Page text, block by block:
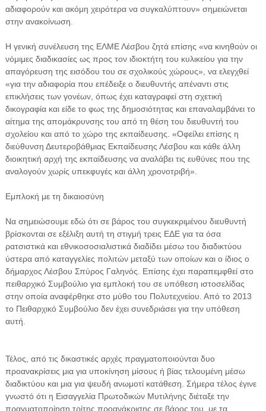
αδιαφορούν και ακόμη χειρότερα να συγκαλύπτουν» σημειώνεται
στην ανακοίνωση.
Η γενική συνέλευση της ΕΛΜΕ Λέσβου ζητά επίσης «να κινηθούν οι
νόμιμες διαδικασίες ως προς τον ιδιοκτήτη του κυλικείου για την
απαγόρευση της εισόδου του σε σχολικούς χώρους», να ελεγχθεί
«για την αδιαφορία που επέδειξε ο διευθυντής απέναντι στις
επικλήσεις των γονέων, όπως έχει καταγραφεί στη σχετική
δικογραφία και είδε το φως της δημοσιότητας και επαναλαμβάνει το
αίτημα της απομάκρυνσης του από τη θέση του διευθυντή του
σχολείου και από το χώρο της εκπαίδευσης. «Οφείλει επίσης η
διεύθυνση Δευτεροβάθμιας Εκπαίδευσης Λέσβου και κάθε άλλη
διοικητική αρχή της εκπαίδευσης να αναλάβει τις ευθύνες που της
αναλογούν χωρίς υπεκφυγές και άλλη χρονοτριβή».
Εμπλοκή με τη δικαιοσύνη
Να σημειώσουμε εδώ ότι σε βάρος του συγκεκριμένου διευθυντή
βρίσκονται σε εξέλιξη αυτή τη στιγμή τρεις ΕΔΕ για τα όσα
ρατσιστικά και εθνικοσοσιαλιστικά διαδίδει μέσω του διαδικτύου
ύστερα από καταγγελίες πολιτών μεταξύ των οποίων και ο ίδιος ο
δήμαρχος Λέσβου Σπύρος Γαληνός. Επίσης έχει παραπεμφθεί στο
πειθαρχικό Συμβούλιο για εμπλοκή του σε υπόθεση ιστοσελίδας
στην οποία αναφέρθηκε στο μύθο του Πολυτεχνείου. Από το 2013
το Πειθαρχικό Συμβούλιο δεν έχει συνεδριάσει για την υπόθεση
αυτή.
Τέλος, από τις δικαστικές αρχές πραγματοποιούνται δυο
προανακρίσεις μια για υποκίνηση μίσους ή βίας τελουμένη μέσω
διαδικτύου και μια για ψευδή ανωμοτί κατάθεση. Σήμερα τέλος έγινε
γνωστό ότι η Εισαγγελία Πρωτοδικών Μυτιλήνης διέταξε την
πραγματοποίηση τρίτης προανάκρισης σε βάρος του, με τα